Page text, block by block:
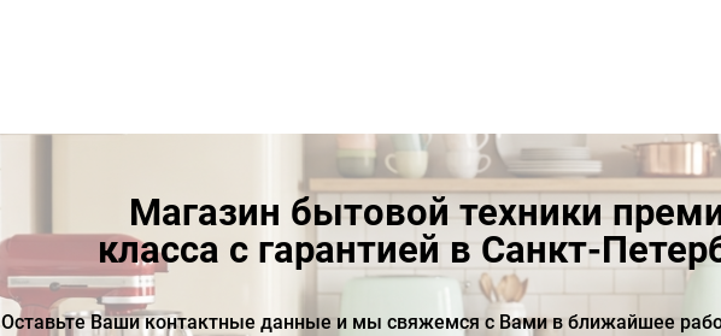
Магазин бытовой техники
класса с гарантией в Санкт-
Оставьте Ваши контактные данные и мы свяжемся с Вами в ближайшее